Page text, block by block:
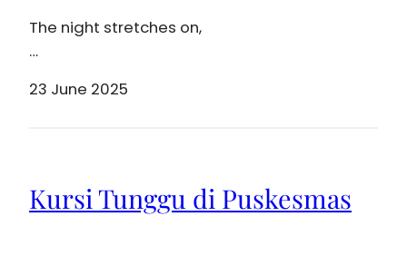
The night stretches on,
…
23 June 2025
Kursi Tunggu di Puskesmas